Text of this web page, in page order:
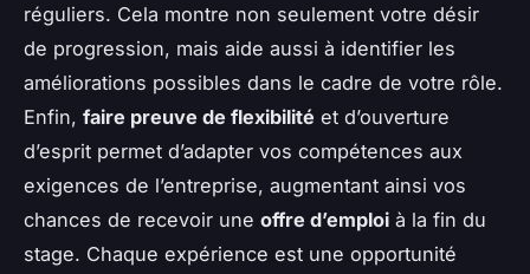
réguliers. Cela montre non seulement votre désir
de progression, mais aide aussi à identifier les
améliorations possibles dans le cadre de votre rôle.
Enfin, faire preuve de flexibilité et d’ouverture
d’esprit permet d’adapter vos compétences aux
exigences de l’entreprise, augmentant ainsi vos
chances de recevoir une offre d’emploi à la fin du
stage. Chaque expérience est une opportunité